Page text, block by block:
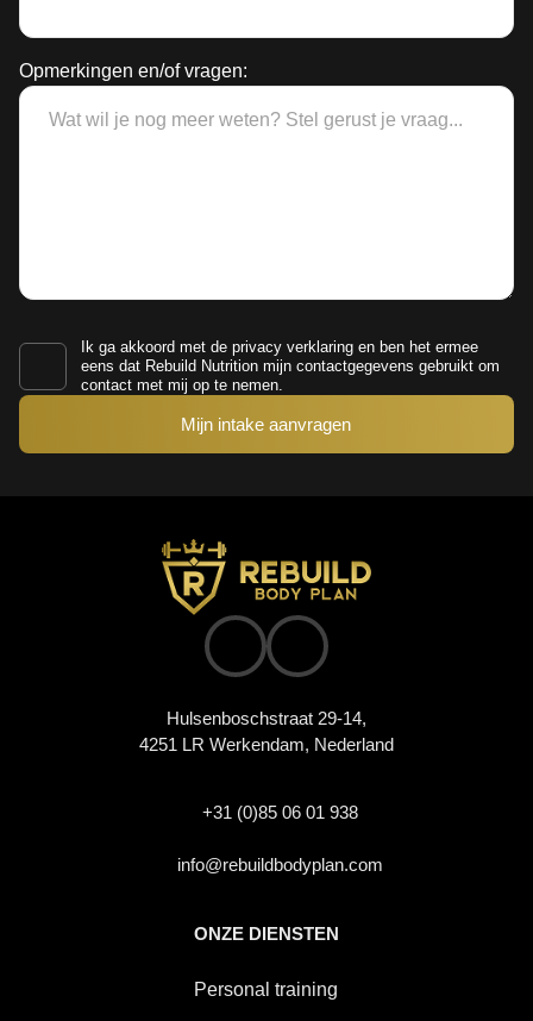
Opmerkingen en/of vragen:
Ik ga akkoord met de privacy verklaring en ben het ermee
eens dat Rebuild Nutrition mijn contactgegevens gebruikt om
contact met mij op te nemen.
Hulsenboschstraat 29-14,
4251 LR Werkendam, Nederland
+31 (0)85 06 01 938
info@rebuildbodyplan.com
ONZE DIENSTEN
Personal training